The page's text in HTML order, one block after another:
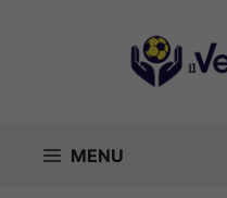
MENU